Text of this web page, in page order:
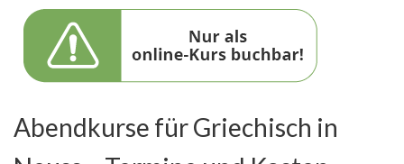
Abendkurse für Griechisch in